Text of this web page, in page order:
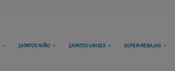
ZAPATOS NIÑO ZAPATOS UNISEX SUPER-REBAJAS